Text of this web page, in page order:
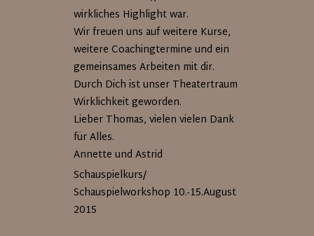
wirkliches Highlight war.
Wir freuen uns auf weitere Kurse,
weitere Coachingtermine und ein
gemeinsames Arbeiten mit dir.
Durch Dich ist unser Theatertraum
Wirklichkeit geworden.
Lieber Thomas, vielen vielen Dank
für Alles.
Annette und Astrid
Schauspielkurs/
Schauspielworkshop 10.-15.August
2015